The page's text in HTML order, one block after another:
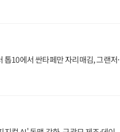
10에서 싼타페만 자리매김, 그랜저·